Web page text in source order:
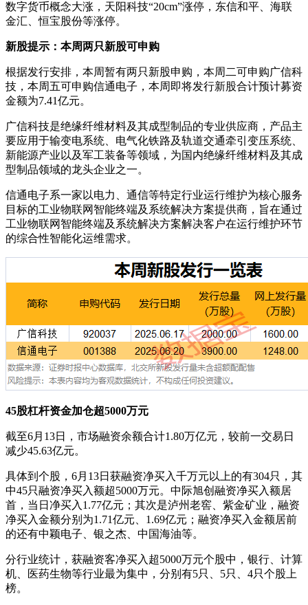
数字货币概念大涨，天阳科技“20cm”涨停，东信和平、海联
金汇、恒宝股份等涨停。
新股提示：本周两只新股可申购
根据发行安排，本周暂有两只新股申购，本周二可申购广信科
技，本周五可申购信通电子，本周即将发行新股合计预计募资
金额为7.41亿元。
广信科技是绝缘纤维材料及其成型制品的专业供应商，产品主
要应用于输变电系统、电气化铁路及轨道交通牵引变压系统、
新能源产业以及军工装备等领域，为国内绝缘纤维材料及其成
型制品领域的龙头企业之一。
信通电子系一家以电力、通信等特定行业运行维护为核心服务
目标的工业物联网智能终端及系统解决方案提供商，旨在通过
工业物联网智能终端及系统解决方案解决客户在运行维护环节
的综合性智能化运维需求。
45股杠杆资金加仓超5000万元
截至6月13日，市场融资余额合计1.80万亿元，较前一交易日
减少45.63亿元。
具体到个股，6月13日获融资净买入千万元以上的有304只，其
中45只融资净买入额超5000万元。中际旭创融资净买入额居
首，当日净买入1.77亿元；其次是泸州老窖、紫金矿业，融资
净买入金额分别为1.71亿元、1.69亿元；融资净买入金额居前
的还有中颖电子、银之杰、中国海油等。
分行业统计，获融资客净买入超5000万元个股中，银行、计算
机、医药生物等行业最为集中，分别有5只、5只、4只个股上
榜。